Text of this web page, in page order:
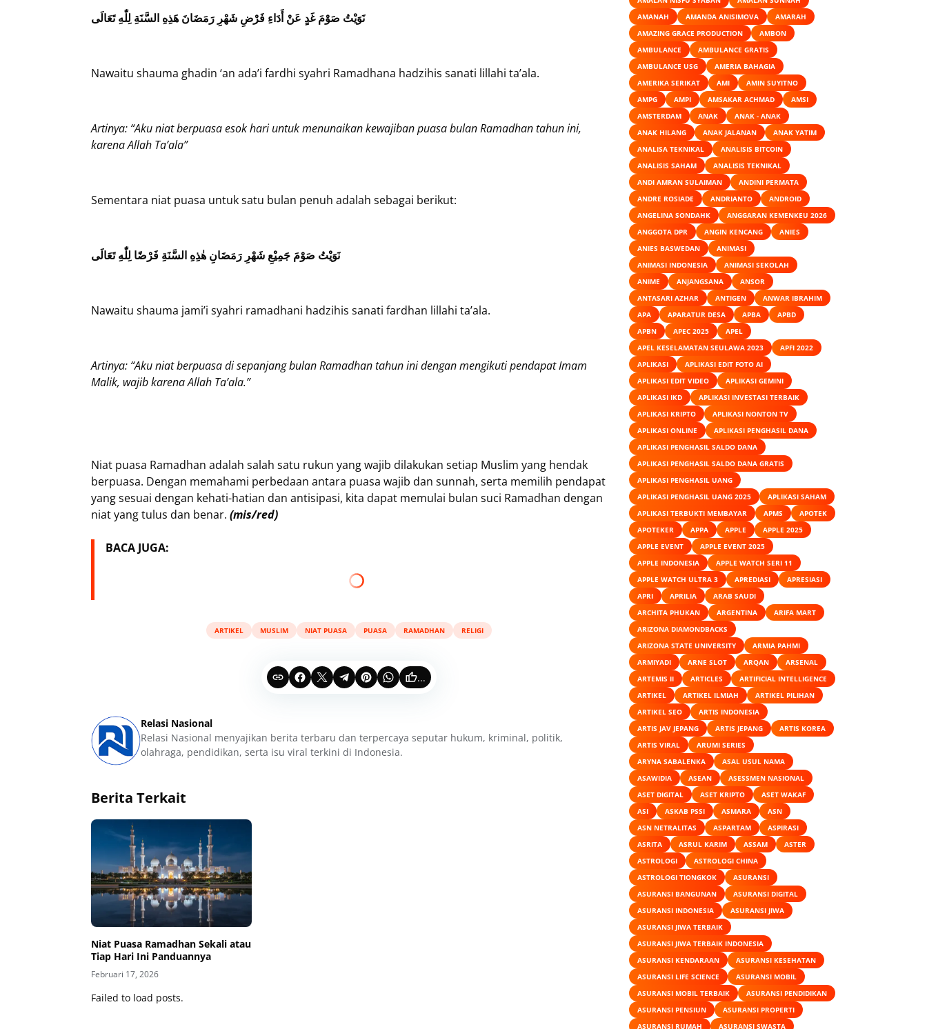
نَوَيْتُ صَوْمَ غَدٍ عَنْ أَدَاءِ فَرْضِ شَهْرِ رَمَضَانَ هَذِهِ السَّنَةِ لِلّٰهِ تَعَالَى
Nawaitu shauma ghadin ‘an ada’i fardhi syahri Ramadhana hadzihis sanati lillahi ta’ala.
Artinya: “Aku niat berpuasa esok hari untuk menunaikan kewajiban puasa bulan Ramadhan tahun ini,
karena Allah Ta’ala”
Sementara niat puasa untuk satu bulan penuh adalah sebagai berikut:
نَوَيْتُ صَوْمَ جَمِيْعِ شَهْرِ رَمَضَانِ هٰذِهِ السَّنَةِ فَرْضًا لِلّٰهِ تَعَالَى
Nawaitu shauma jami’i syahri ramadhani hadzihis sanati fardhan lillahi ta’ala.
Artinya: “Aku niat berpuasa di sepanjang bulan Ramadhan tahun ini dengan mengikuti pendapat Imam
Malik, wajib karena Allah Ta’ala.”
Niat puasa Ramadhan adalah salah satu rukun yang wajib dilakukan setiap Muslim yang hendak
berpuasa. Dengan memahami perbedaan antara puasa wajib dan sunnah, serta memilih pendapat
yang sesuai dengan kehati-hatian dan antisipasi, kita dapat memulai bulan suci Ramadhan dengan
niat yang tulus dan benar. (mis/red)
BACA JUGA:
ARTIKEL MUSLIM NIAT PUASA PUASA RAMADHAN RELIGI
...
Relasi Nasional
Relasi Nasional menyajikan berita terbaru dan terpercaya seputar hukum, kriminal, politik,
olahraga, pendidikan, serta isu viral terkini di Indonesia.
Berita Terkait
Niat Puasa Ramadhan Sekali atau
Tiap Hari Ini Panduannya
Februari 17, 2026
Failed to load posts.
AMANAH
AMANDA ANISIMOVA
AMARAH
AMAZING GRACE PRODUCTION
AMBON
AMBULANCE
AMBULANCE GRATIS
AMBULANCE USG
AMERIA BAHAGIA
AMERIKA SERIKAT
AMI
AMIN SUYITNO
AMPG
AMPI AMSAKAR ACHMAD
AMSI
AMSTERDAM
ANAK
ANAK - ANAK
ANAK HILANG
ANAK JALANAN
ANAK YATIM
ANALISA TEKNIKAL
ANALISIS BITCOIN
ANALISIS SAHAM
ANALISIS TEKNIKAL
ANDI AMRAN SULAIMAN
ANDINI PERMATA
ANDRE ROSIADE
ANDRIANTO
ANDROID
ANGELINA SONDAHK
ANGGARAN KEMENKEU 2026
ANGGOTA DPR
ANGIN KENCANG
ANIES
ANIES BASWEDAN
ANIMASI
ANIMASI INDONESIA
ANIMASI SEKOLAH
ANIME
ANJANGSANA
ANSOR
ANTASARI AZHAR
ANTIGEN
ANWAR IBRAHIM
APA
APARATUR DESA APBA
APBD
APBN
APEC 2025
APEL
APEL KESELAMATAN SEULAWA 2023
APFI 2022
APLIKASI
APLIKASI EDIT FOTO AI
APLIKASI EDIT VIDEO
APLIKASI GEMINI
APLIKASI IKD
APLIKASI INVESTASI TERBAIK
APLIKASI KRIPTO
APLIKASI NONTON TV
APLIKASI ONLINE
APLIKASI PENGHASIL DANA
APLIKASI PENGHASIL SALDO DANA
APLIKASI PENGHASIL SALDO DANA GRATIS
APLIKASI PENGHASIL UANG
APLIKASI PENGHASIL UANG 2025
APLIKASI SAHAM
APLIKASI TERBUKTI MEMBAYAR
APMS
APOTEK
APOTEKER
APPA APPLE
APPLE 2025
APPLE EVENT
APPLE EVENT 2025
APPLE INDONESIA
APPLE WATCH SERI 11
APPLE WATCH ULTRA 3
APREDIASI
APRESIASI
APRI
APRILIA
ARAB SAUDI
ARCHITA PHUKAN
ARGENTINA
ARIFA MART
ARIZONA DIAMONDBACKS
ARIZONA STATE UNIVERSITY
ARMIA PAHMI
ARMIYADI
ARNE SLOT ARQAN
ARSENAL
ARTEMIS II
ARTICLES
ARTIFICIAL INTELLIGENCE
ARTIKEL
ARTIKEL ILMIAH
ARTIKEL PILIHAN
ARTIKEL SEO
ARTIS INDONESIA
ARTIS JAV JEPANG
ARTIS JEPANG
ARTIS KOREA
ARTIS VIRAL
ARUMI SERIES
ARYNA SABALENKA
ASAL USUL NAMA
ASAWIDIA
ASEAN
ASESSMEN NASIONAL
ASET DIGITAL
ASET KRIPTO
ASET WAKAF
ASI
ASKAB PSSI ASMARA
ASN
ASN NETRALITAS
ASPARTAM
ASPIRASI
ASRITA
ASRUL KARIM ASSAM
ASTER
ASTROLOGI
ASTROLOGI CHINA
ASTROLOGI TIONGKOK
ASURANSI
ASURANSI BANGUNAN
ASURANSI DIGITAL
ASURANSI INDONESIA
ASURANSI JIWA
ASURANSI JIWA TERBAIK
ASURANSI JIWA TERBAIK INDONESIA
ASURANSI KENDARAAN
ASURANSI KESEHATAN
ASURANSI LIFE SCIENCE
ASURANSI MOBIL
ASURANSI MOBIL TERBAIK
ASURANSI PENDIDIKAN
ASURANSI PENSIUN
ASURANSI PROPERTI
ASURANSI RUMAH
ASURANSI SWASTA